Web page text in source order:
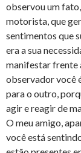
observou um
motorista, que
sentimentos que
era a sua
manifestar frente
observador você
para o outro,
agir e reagir de
O meu amigo,
você está